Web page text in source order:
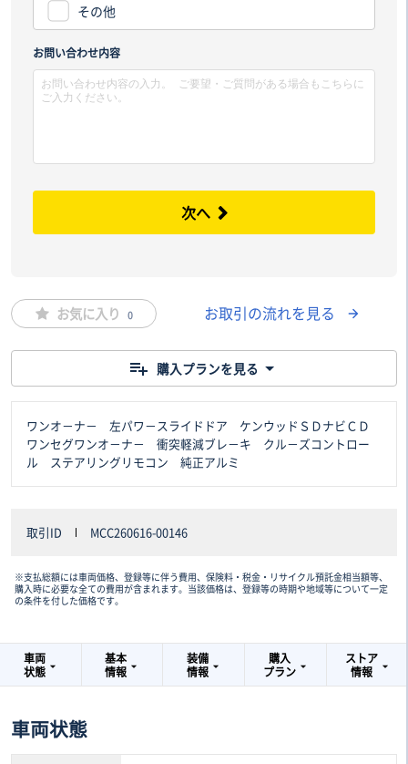
その他
お問い合わせ内容
次へ
お気に入り 0 お取引の流れを見る
購入プランを見る
ワンオ－ナ－ 左パワ－スライドドア ケンウッドＳＤナビＣＤ
ワンセグワンオ－ナ－ 衝突軽減ブレ－キ クル－ズコントロー
ル ステアリングリモコン 純正アルミ
取引ID MCC260616-00146
※支払総額には車両価格、登録等に伴う費用、保険料・税金・リサイクル預託金相当額等、
購入時に必要な全ての費用が含まれます。当該価格は、登録等の時期や地域等について一定
の条件を付した価格です。
車両
状態
基本
情報
装備
情報
購入
プラン
ストア
情報
車両状態